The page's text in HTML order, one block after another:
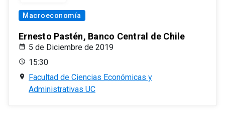
Macroeconomía
Ernesto Pastén, Banco Central de Chile
5 de Diciembre de 2019
15:30
Facultad de Ciencias Económicas y
Administrativas UC